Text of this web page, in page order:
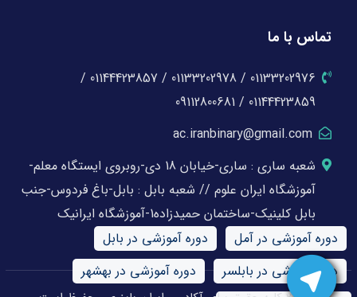
تماس با ما
01133202976 / 01133202978 / 01144423857 /
01144423859 / 09112800681
ac.iranbinary@gmail.com
شعبه ساری : ساری-خیابان 18 دی-روبروی ایستگاه معلم-
آموزشگاه ایران علوم // شعبه بابل : بابل-باغ فردوس-جنب
بابل کلینیک-ساختمان حمیدزاده1-آموزشگاه ایرانیک
دوره آموزشی در آمل
دوره آموزشی در بابل
دوره آموزشی در بابلسر
دوره آموزشی در بهشهر